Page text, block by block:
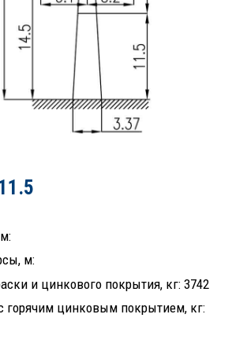
м:
и цинкового покрытия, кг: 3742
горячим цинковым покрытием, кг: